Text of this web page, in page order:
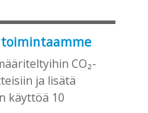
CO₂-
ja lisätä
käyttöä 10